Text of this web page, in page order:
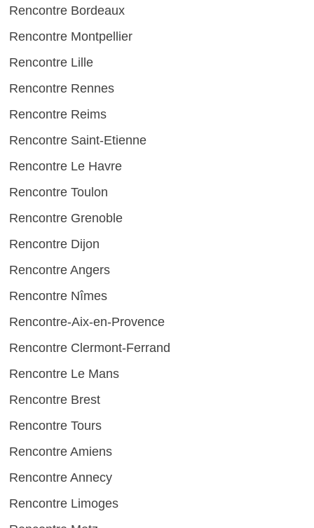
Rencontre Bordeaux
Rencontre Montpellier
Rencontre Lille
Rencontre Rennes
Rencontre Reims
Rencontre Saint-Etienne
Rencontre Le Havre
Rencontre Toulon
Rencontre Grenoble
Rencontre Dijon
Rencontre Angers
Rencontre Nîmes
Rencontre-Aix-en-Provence
Rencontre Clermont-Ferrand
Rencontre Le Mans
Rencontre Brest
Rencontre Tours
Rencontre Amiens
Rencontre Annecy
Rencontre Limoges